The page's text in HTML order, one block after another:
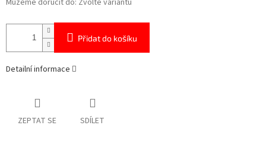
Můžeme doručit do: Zvolte variantu
Přidat do košíku
Detailní informace
ZEPTAT SE SDÍLET